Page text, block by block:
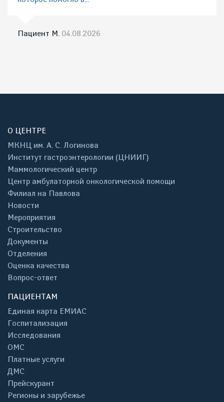
Пациент М. 04.08.2026
О ЦЕНТРЕ
МКНЦ им. А. С. Логинова
Институт гастроэнтерологии (ЦНИИГ)
Маммологический центр
Центр амбулаторной онкологической помощи
Филиал на Павлова
Новости
Мероприятия
Строительство
Документы
Отделения
Оценка качества
Вопрос-ответ
ПАЦИЕНТАМ
Единая карта ЕМИАС
Госпитализация
Исследования
ОМС
Платные услуги
ДМС
Прейскурант
Регионы и зарубежье